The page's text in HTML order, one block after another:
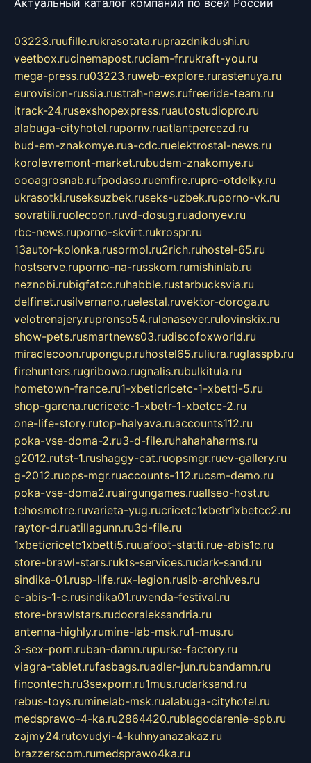
Актуальный каталог компаний по всей России
03223.ruufille.rukrasotata.ruprazdnikdushi.ru
veetbox.rucinemapost.ruciam-fr.rukraft-you.ru
mega-press.ru03223.ruweb-explore.rurastenuya.ru
eurovision-russia.rustrah-news.rufreeride-team.ru
itrack-24.rusexshopexpress.ruautostudiopro.ru
alabuga-cityhotel.rupornv.ruatlantpereezd.ru
bud-em-znakomye.rua-cdc.ruelektrostal-news.ru
korolevremont-market.rubudem-znakomye.ru
oooagrosnab.rufpodaso.ruemfire.rupro-otdelky.ru
ukrasotki.ruseksuzbek.ruseks-uzbek.ruporno-vk.ru
sovratili.ruolecoon.ruvd-dosug.ruadonyev.ru
rbc-news.ruporno-skvirt.rukrospr.ru
13autor-kolonka.rusormol.ru2rich.ruhostel-65.ru
hostserve.ruporno-na-russkom.rumishinlab.ru
neznobi.rubigfatcc.ruhabble.rustarbucksvia.ru
delfinet.rusilvernano.ruelestal.ruvektor-doroga.ru
velotrenajery.rupronso54.rulenasever.rulovinskix.ru
show-pets.rusmartnews03.rudiscofoxworld.ru
miraclecoon.rupongup.ruhostel65.ruliura.ruglasspb.ru
firehunters.rugribowo.rugnalis.rubulkitula.ru
hometown-france.ru1-xbeticricetc-1-xbetti-5.ru
shop-garena.rucricetc-1-xbetr-1-xbetcc-2.ru
one-life-story.rutop-halyava.ruaccounts112.ru
poka-vse-doma-2.ru3-d-file.ruhahahaharms.ru
g2012.rutst-1.rushaggy-cat.ruopsmgr.ruev-gallery.ru
g-2012.ruops-mgr.ruaccounts-112.rucsm-demo.ru
poka-vse-doma2.ruairgungames.ruallseo-host.ru
tehosmotre.ruvarieta-yug.rucricetc1xbetr1xbetcc2.ru
raytor-d.ruatillagunn.ru3d-file.ru
1xbeticricetc1xbetti5.ruuafoot-statti.rue-abis1c.ru
store-brawl-stars.rukts-services.rudark-sand.ru
sindika-01.rusp-life.rux-legion.rusib-archives.ru
e-abis-1-c.rusindika01.ruvenda-festival.ru
store-brawlstars.rudooraleksandria.ru
antenna-highly.rumine-lab-msk.ru1-mus.ru
3-sex-porn.ruban-damn.rupurse-factory.ru
viagra-tablet.rufasbags.ruadler-jun.rubandamn.ru
fincontech.ru3sexporn.ru1mus.rudarksand.ru
rebus-toys.ruminelab-msk.rualabuga-cityhotel.ru
medsprawo-4-ka.ru2864420.rublagodarenie-spb.ru
zajmy24.rutovudyi-4-kuhnyanazakaz.ru
brazzerscom.rumedsprawo4ka.ru